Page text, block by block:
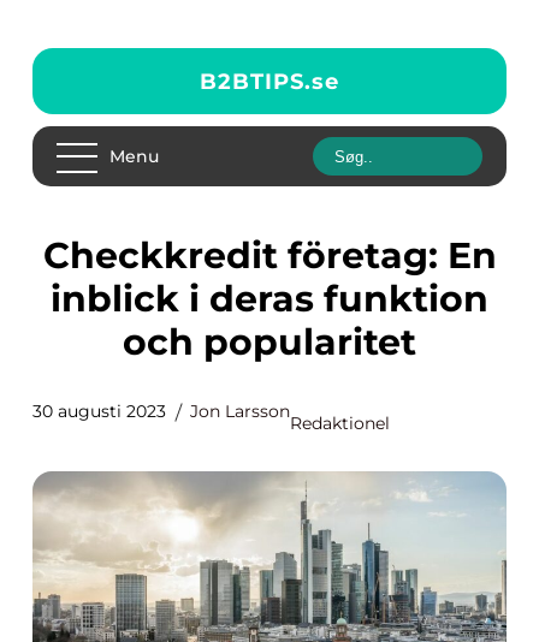
B2BTIPS.se
Menu
Checkkredit företag: En
inblick i deras funktion
och popularitet
30 augusti 2023 Jon Larsson
Redaktionel